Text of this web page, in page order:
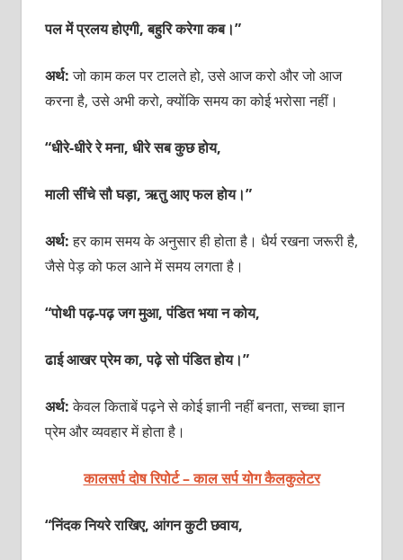
पल में प्रलय होएगी, बहुरि करेगा कब।”
अर्थ:जो काम कल पर टालते हो, उसे आज करो और जो आज
करना है, उसे अभी करो, क्योंकि समय का कोई भरोसा नहीं।
“धीरे-धीरे रे मना, धीरे सब कुछ होय,
माली सींचे सौ घड़ा, ऋतु आए फल होय।”
अर्थ:हर काम समय के अनुसार ही होता है। धैर्य रखना जरूरी है,
जैसे पेड़ को फल आने में समय लगता है।
“पोथी पढ़-पढ़ जग मुआ, पंडित भया न कोय,
ढाई आखर प्रेम का, पढ़े सो पंडित होय।”
अर्थ:केवल किताबें पढ़ने से कोई ज्ञानी नहीं बनता, सच्चा ज्ञान
प्रेम और व्यवहार में होता है।
कालसर्प दोष रिपोर्ट – काल सर्प योग कैलकुलेटर
“निंदक नियरे राखिए, आंगन कुटी छवाय,